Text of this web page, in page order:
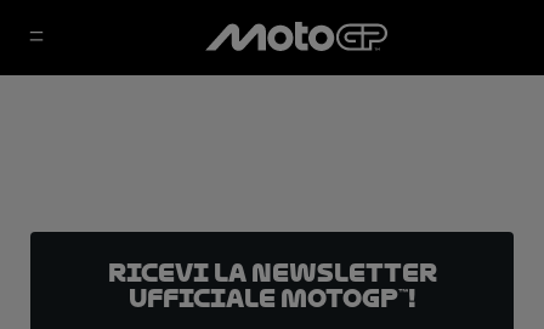
Ricevi la newsletter
ufficiale MotoGP™!